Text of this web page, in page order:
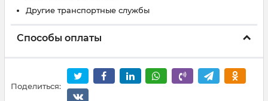
Другие транспортные службы
Способы оплаты
Поделиться: